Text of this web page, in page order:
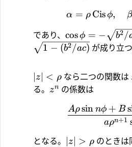
α = ρ Cisϕ, β
であり、 cosϕ = − b2/
1 − (b2/ac) が成り立つ
z < ρなら二つの関数は
る。 zn の係数は
aρn+1
Aρsin nϕ + B s
となる。 z > ρのときは